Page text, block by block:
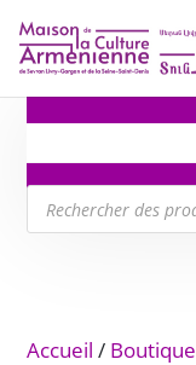
Recherche
de
produits
Accueil / Boutique